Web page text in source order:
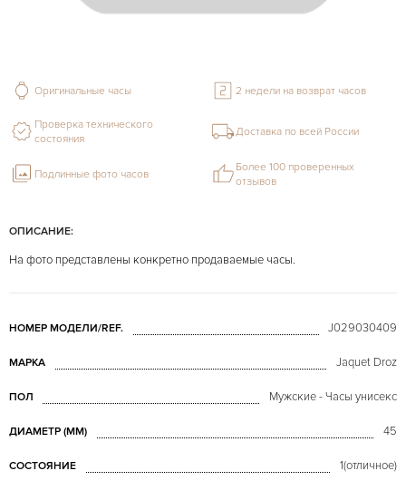
ОПИСАНИЕ:
На фото представлены конкретно продаваемые часы.
НОМЕР МОДЕЛИ/REF. J029030409
МАРКА Jaquet Droz
ПОЛ Мужские - Часы унисекс
ДИАМЕТР (MM) 45
СОСТОЯНИЕ 1(отличное)
Оригинальные часы 2 недели на возврат часов
Проверка технического
состояния
Доставка по всей России
Подлинные фото часов
Более 100 проверенных
отзывов